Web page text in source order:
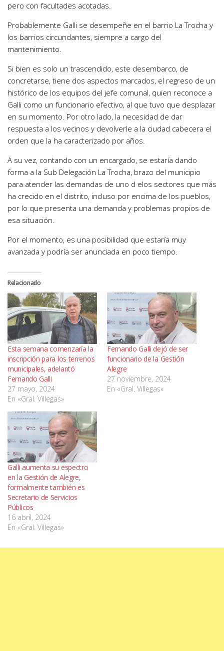
pero con facultades acotadas.
Probablemente Galli se desempeñe en el barrio La Trocha y
los barrios circundantes, siempre a cargo del
mantenimiento.
Si bien es solo un trascendido, este desembarco, de
concretarse, tiene dos aspectos marcados, el regreso de un
histórico de los equipos del jefe comunal, quien reconoce a
Galli como un funcionario efectivo, al que tuvo que desplazar
en su momento. Por otro lado, la necesidad de dar
respuesta a los vecinos y devolverle a la ciudad cabecera el
orden que la ha caracterizado por años.
A su vez, contando con un encargado, se estaría dando
forma a la Sub Delegación La Trocha, brazo del municipio
para atender las demandas de uno d elos sectores que más
ha crecido en el distrito, incluso por encima de los pueblos,
por lo que presenta una demanda y problemas propios de
esa situación.
Por el momento, es una posibilidad que estaría muy
avanzada y podría ser anunciada en poco tiempo.
Relacionado
Esta semana comenzaría la
inscripción para los terrenos
municipales, adelantó
Fernando Galli
27 mayo, 2024
En «Gral. Villegas»
Fernando Galli dejó de ser
funcionario de la Gestión
Alegre
27 noviembre, 2024
En «Gral. Villegas»
Galli aumenta su espectro
en la Gestión de Alegre,
formalmente también es
Secretario de Servicios
Públicos
16 abril, 2024
En «Gral. Villegas»